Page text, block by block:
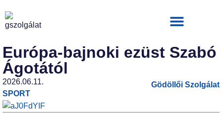
Európa-bajnoki ezüst Szabó
Ágotától
2026.06.11.
SPORT
Gödöllői Szolgálat